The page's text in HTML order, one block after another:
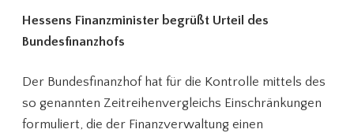
Hessens Finanzminister begrüßt Urteil des
Bundesfinanzhofs
Der Bundesfinanzhof hat für die Kontrolle mittels des
so genannten Zeitreihenvergleichs Einschränkungen
formuliert, die der Finanzverwaltung einen